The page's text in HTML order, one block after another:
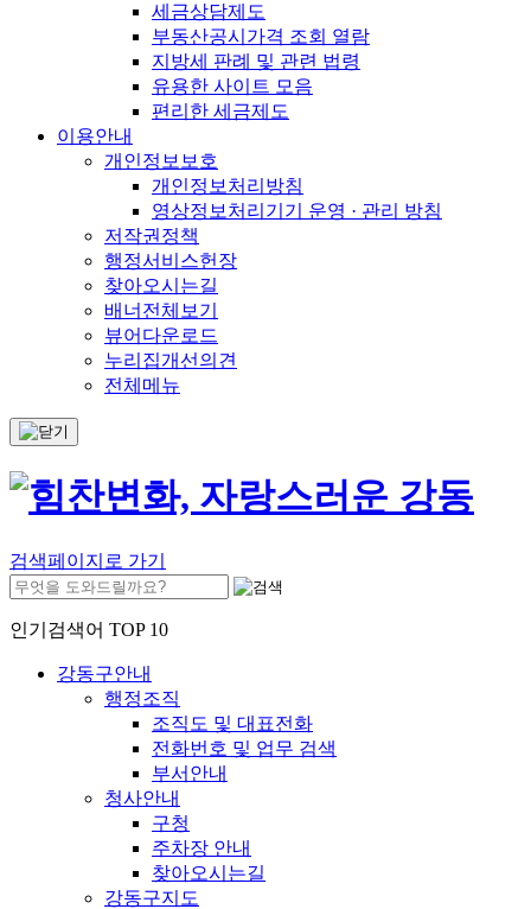
세금상담제도
부동산공시가격 조회 열람
지방세 판례 및 관련 법령
유용한 사이트 모음
편리한 세금제도
이용안내
개인정보보호
개인정보처리방침
영상정보처리기기 운영 · 관리 방침
저작권정책
행정서비스헌장
찾아오시는길
배너전체보기
뷰어다운로드
누리집개선의견
전체메뉴
검색페이지로 가기
인기검색어 TOP 10
강동구안내
행정조직
조직도 및 대표전화
전화번호 및 업무 검색
부서안내
청사안내
구청
주차장 안내
찾아오시는길
강동구지도